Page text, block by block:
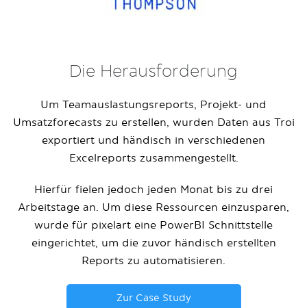
Die Herausforderung
Um Teamauslastungsreports, Projekt- und
Umsatzforecasts zu erstellen, wurden Daten aus Troi
exportiert und händisch in verschiedenen
Excelreports zusammengestellt.
Hierfür fielen jedoch jeden Monat bis zu drei
Arbeitstage an. Um diese Ressourcen einzusparen,
wurde für pixelart eine PowerBI Schnittstelle
eingerichtet, um die zuvor händisch erstellten
Reports zu automatisieren.
Zur Case Study